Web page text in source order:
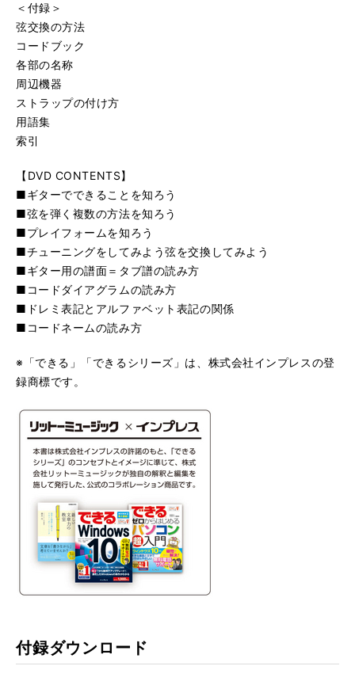
＜付録＞
弦交換の方法
コードブック
各部の名称
周辺機器
ストラップの付け方
用語集
索引
【DVD CONTENTS】
■ギターでできることを知ろう
■弦を弾く複数の方法を知ろう
■プレイフォームを知ろう
■チューニングをしてみよう弦を交換してみよう
■ギター用の譜面＝タブ譜の読み方
■コードダイアグラムの読み方
■ドレミ表記とアルファベット表記の関係
■コードネームの読み方
※「できる」「できるシリーズ」は、株式会社インプレスの登
録商標です。
付録ダウンロード